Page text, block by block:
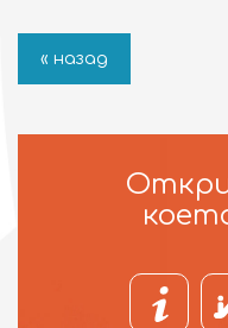
« назад
За нас